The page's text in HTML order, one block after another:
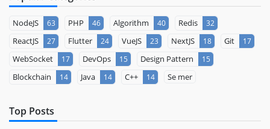
NodeJS 63 PHP 46 Algorithm 40 Redis 32
ReactJS 27 Flutter 24 VueJS 23 NextJS 18 Git 17
WebSocket 17 DevOps 15 Design Pattern 15
Blockchain 14 Java 14 C++ 14 Se mer
Top Posts